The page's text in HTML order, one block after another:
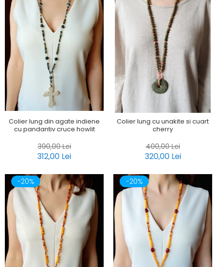
Colier lung din agate indiene
cu pandantiv cruce howlit
390,00 Lei
312,00 Lei
Colier lung cu unakite si cuart
cherry
400,00 Lei
320,00 Lei
-20% -20%